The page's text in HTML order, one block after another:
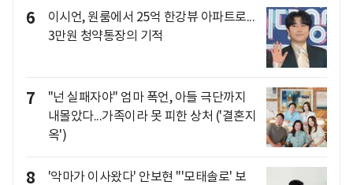
6
이시언, 원룸에서 25억 한강뷰 아파트로...
3만원 청약통장의 기적
7
"넌 실패자야" 엄마 폭언, 아들 극단까지
내몰았다...가족이라 못 피한 상처 ('결혼지
옥')
8
'악마가 이사왔다' 안보현 "'모태솔로' 보